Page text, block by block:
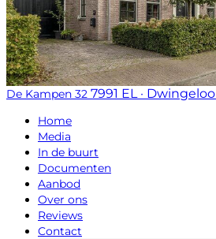
De Kampen 32 7991 EL · Dwingeloo
Home
Media
In de buurt
Documenten
Aanbod
Over ons
Reviews
Contact